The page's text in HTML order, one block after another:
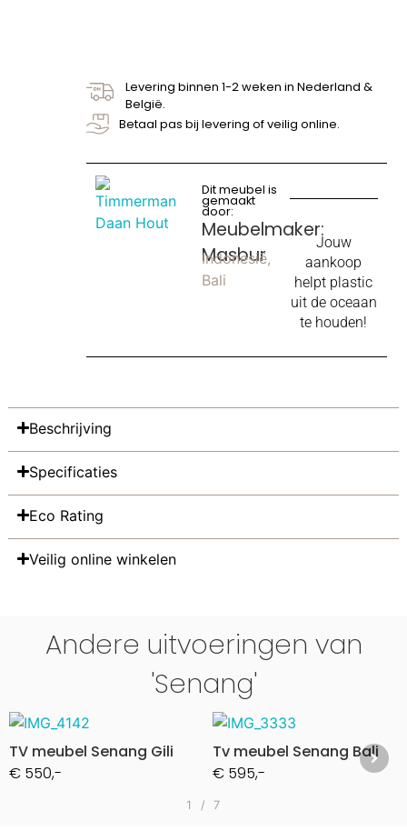
Levering binnen 1-2 weken in Nederland &
België.
Betaal pas bij levering of veilig online.
Dit meubel is
gemaakt
door:
Meubelmaker:
Masbur
Indonesië,
Bali
Jouw
aankoop
helpt plastic
uit de oceaan
te houden!
Beschrijving
Specificaties
Eco Rating
Veilig online winkelen
Andere uitvoeringen van
'Senang'
TV meubel Senang Gili
€ 550,-
Tv meubel Senang Bali
€ 595,-
1 / 7